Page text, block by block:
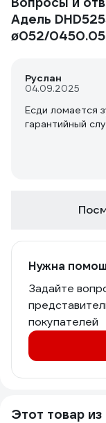
Адель
ø052/
Руслан
04.09.2025
Есди ломается
гарантийный
Нужна
Задайте
покупателей
Этот товар